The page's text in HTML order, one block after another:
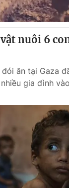
nuôi 6
ăn tại Gaza
gia đình